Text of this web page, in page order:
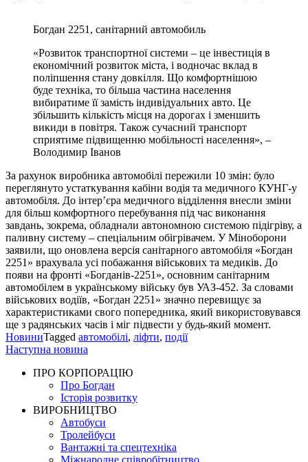
Богдан 2251, санітарний автомобиль
«Розвиток транспортної системи – це інвестиція в
економічний розвиток міста, і водночас вклад в
поліпшення стану довкілля. Що комфортнішою
буде техніка, то більша частина населення
вибиратиме її замість індивідуальних авто. Це
збільшить кількість місця на дорогах і зменшить
викиди в повітря. Також сучасний транспорт
сприятиме підвищенню мобільності населення», –
Володимир Іванов
За рахунок виробника автомобілі пережили 10 змін: було
переглянуто устаткування кабіни водія та медичного КУНГ-у
автомобіля. До інтер’єра медичного відділення внесли зміни
для більш комфортного перебування під час виконання
завдань, зокрема, обладнали автономною системою підігріву, а
паливну систему – спеціальним обігрівачем. У Міноборони
заявили, що оновлена версія санітарного автомобіля «Богдан
2251» врахувала усі побажання військових та медиків. До
появи на фронті «Богданів-2251», основним санітарним
автомобілем в українському війську був УАЗ-452. За словами
військових водіїв, «Богдан 2251» значно перевищує за
характеристиками свого попередника, який використовувався
ще з радянських часів і міг підвести у будь-який момент.
НовиниTagged автомобілі, ліфти, події
Навігація
записів
Наступна новина
ПРО КОРПОРАЦІЮ
Про Богдан
Історія розвитку
ВИРОБНИЦТВО
Автобуси
Тролейбуси
Вантажні та спецтехніка
Міжнародне співробітництво